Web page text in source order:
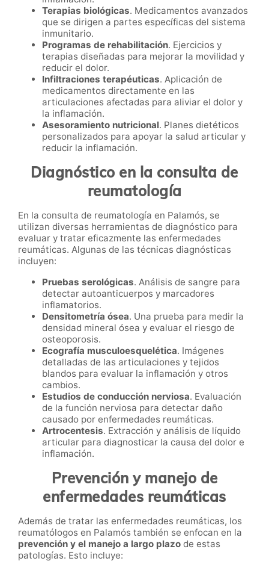
Terapias biológicas. Medicamentos avanzados
que se dirigen a partes específicas del sistema
inmunitario.
Programas de rehabilitación. Ejercicios y
terapias diseñadas para mejorar la movilidad y
reducir el dolor.
Infiltraciones terapéuticas. Aplicación de
medicamentos directamente en las
articulaciones afectadas para aliviar el dolor y
la inflamación.
Asesoramiento nutricional. Planes dietéticos
personalizados para apoyar la salud articular y
reducir la inflamación.
Diagnóstico en la consulta de
reumatología
En la consulta de reumatología en Palamós, se
utilizan diversas herramientas de diagnóstico para
evaluar y tratar eficazmente las enfermedades
reumáticas. Algunas de las técnicas diagnósticas
incluyen:
Pruebas serológicas. Análisis de sangre para
detectar autoanticuerpos y marcadores
inflamatorios.
Densitometría ósea. Una prueba para medir la
densidad mineral ósea y evaluar el riesgo de
osteoporosis.
Ecografía musculoesquelética. Imágenes
detalladas de las articulaciones y tejidos
blandos para evaluar la inflamación y otros
cambios.
Estudios de conducción nerviosa. Evaluación
de la función nerviosa para detectar daño
causado por enfermedades reumáticas.
Artrocentesis. Extracción y análisis de líquido
articular para diagnosticar la causa del dolor e
inflamación.
Prevención y manejo de
enfermedades reumáticas
Además de tratar las enfermedades reumáticas, los
reumatólogos en Palamós también se enfocan en la
prevención y el manejo a largo plazo de estas
patologías. Esto incluye: